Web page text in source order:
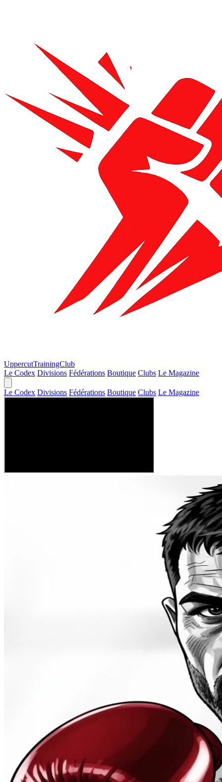
UppercutTrainingClub
Le Codex Divisions Fédérations Boutique Clubs Le Magazine
Le Codex Divisions Fédérations Boutique Clubs Le Magazine